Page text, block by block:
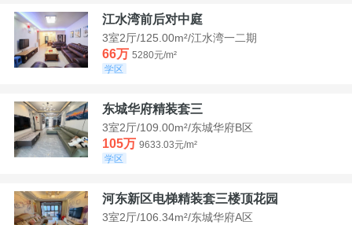
江水湾前后对中庭
3室2厅/125.00m²/江水湾一二期
66万 5280元/m²
学区
东城华府精装套三
3室2厅/109.00m²/东城华府B区
105万 9633.03元/m²
学区
河东新区电梯精装套三楼顶花园
3室2厅/106.34m²/东城华府A区